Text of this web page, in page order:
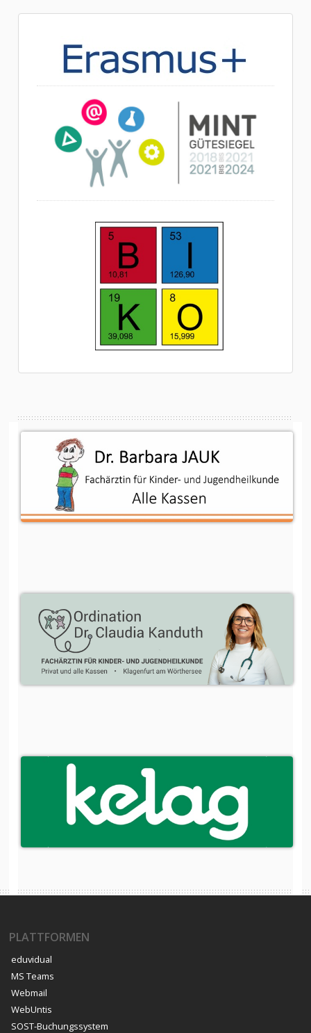
PLATTFORMEN
eduvidual
MS Teams
Webmail
WebUntis
SOST-Buchungssystem